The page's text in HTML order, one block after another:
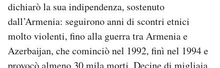
dichiarò la sua indipendenza, sostenuto
dall’Armenia: seguirono anni di scontri etnici
molto violenti, fino alla guerra tra Armenia e
Azerbaijan, che cominciò nel 1992, finì nel 1994 e